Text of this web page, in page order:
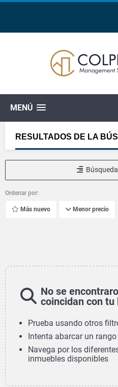
MENÚ
RESULTADOS DE LA
Ordenar por:
Más nuevo Menor precio
No se
coincidan con tu
Prueba usando otros
Intenta abarcar un
Navega por los
inmuebles disponibles